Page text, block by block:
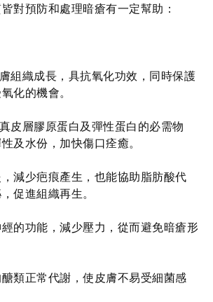
對預防和處理暗瘡有一定幫助：
組織成長，具抗氧化功效，同時保護
化的機會。
皮層膠原蛋白及彈性蛋白的必需物
及水份，加快傷口痊癒。
減少疤痕產生，也能協助脂肪酸代
促進組織再生。
經的功能，減少壓力，從而避免暗瘡形
類正常代謝，使皮膚不易受細菌感